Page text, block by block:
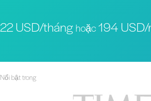
22 USD/tháng hoặc194
Nổi bật trong